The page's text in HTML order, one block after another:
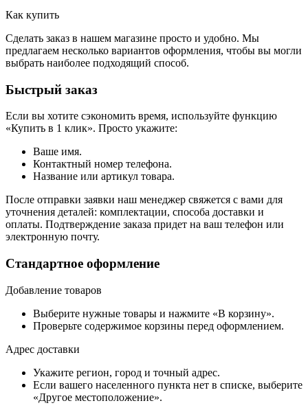
Как купить
Сделать заказ в нашем магазине просто и удобно. Мы
предлагаем несколько вариантов оформления, чтобы вы могли
выбрать наиболее подходящий способ.
Быстрый заказ
Если вы хотите сэкономить время, используйте функцию
«Купить в 1 клик». Просто укажите:
Ваше имя.
Контактный номер телефона.
Название или артикул товара.
После отправки заявки наш менеджер свяжется с вами для
уточнения деталей: комплектации, способа доставки и
оплаты. Подтверждение заказа придет на ваш телефон или
электронную почту.
Стандартное оформление
Добавление товаров
Выберите нужные товары и нажмите «В корзину».
Проверьте содержимое корзины перед оформлением.
Адрес доставки
Укажите регион, город и точный адрес.
Если вашего населенного пункта нет в списке, выберите
«Другое местоположение».